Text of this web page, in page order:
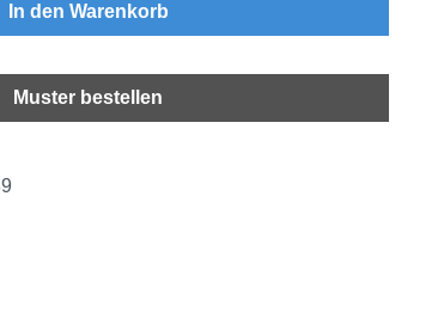
In den Warenkorb
Muster bestellen